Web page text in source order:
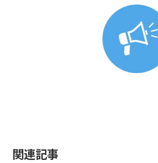
関連記事